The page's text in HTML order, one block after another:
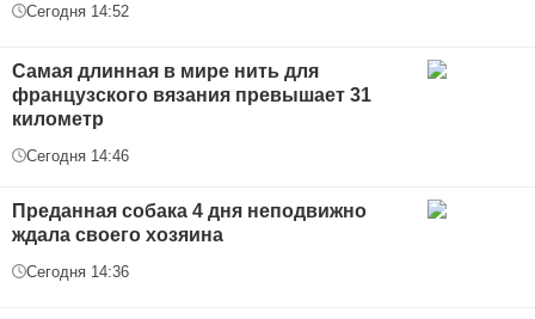
Сегодня 14:52
Самая длинная в мире нить для
французского вязания превышает 31
километр
Сегодня 14:46
Преданная собака 4 дня неподвижно
ждала своего хозяина
Сегодня 14:36